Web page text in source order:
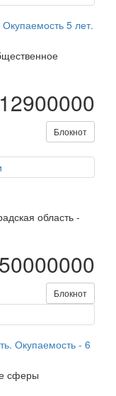
5 лет.
12900000
Блокнот
область-
Блокнот
Окупаемость - 6
сферы